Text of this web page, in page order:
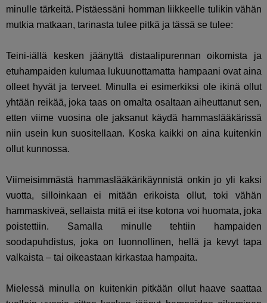
minulle tärkeitä. Pistäessäni homman liikkeelle tulikin vähän
mutkia matkaan, tarinasta tulee pitkä ja tässä se tulee:
Teini-iällä kesken jäänyttä distaalipurennan oikomista ja
etuhampaiden kulumaa lukuunottamatta hampaani ovat aina
olleet hyvät ja terveet. Minulla ei esimerkiksi ole ikinä ollut
yhtään reikää, joka taas on omalta osaltaan aiheuttanut sen,
etten viime vuosina ole jaksanut käydä hammaslääkärissä
niin usein kun suositellaan. Koska kaikki on aina kuitenkin
ollut kunnossa.
Viimeisimmästä hammaslääkärikäynnistä onkin jo yli kaksi
vuotta, silloinkaan ei mitään erikoista ollut, toki vähän
hammaskiveä, sellaista mitä ei itse kotona voi huomata, joka
poistettiin. Samalla minulle tehtiin hampaiden
soodapuhdistus, joka on luonnollinen, hellä ja kevyt tapa
valkaista – tai oikeastaan kirkastaa hampaita.
Mielessä minulla on kuitenkin pitkään ollut haave saattaa